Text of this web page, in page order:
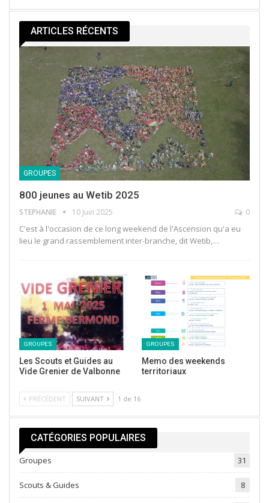
ARTICLES RÉCENTS
GROUPES
800 jeunes au Wetib 2025
STEPHANIE 10 Juin 2025 0
C'est à l'occasion de ce long weekend de l'Ascension qu'a eu
lieu le grand rassemblement inter-branche, dit Wetib,…
GROUPES
Les Scouts et Guides au
Vide Grenier de Valbonne
GROUPES
Memo des weekends
territoriaux
PRÉCÉDENT SUIVANT 1 de 16
CATÉGORIES POPULAIRES
Groupes 31
Scouts & Guides 8